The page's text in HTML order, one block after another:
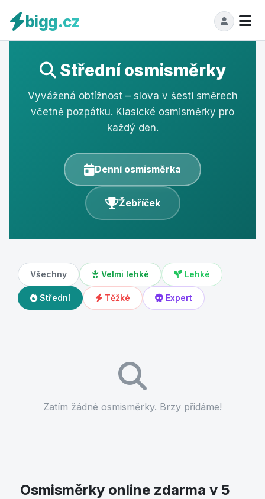
bigg.cz
Střední osmisměrky
Vyvážená obtížnost – slova v šesti směrech
včetně pozpátku. Klasické osmisměrky pro
každý den.
Denní osmisměrka
Žebříček
Všechny Velmi lehké Lehké
Střední Těžké Expert
Zatím žádné osmisměrky. Brzy přidáme!
Osmisměrky online zdarma v 5